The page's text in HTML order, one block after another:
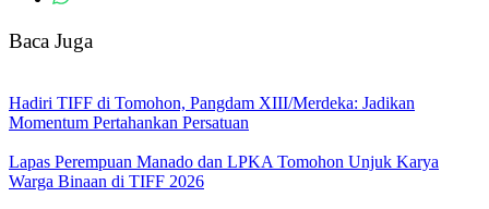
Baca Juga
Hadiri TIFF di Tomohon, Pangdam XIII/Merdeka: Jadikan
Momentum Pertahankan Persatuan
Lapas Perempuan Manado dan LPKA Tomohon Unjuk Karya
Warga Binaan di TIFF 2026